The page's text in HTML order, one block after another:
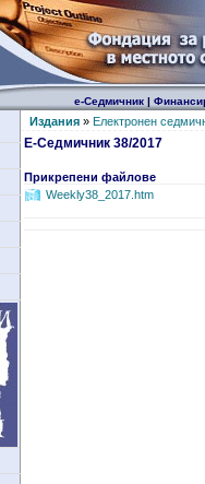
е-Седмичник|
Издания» Електронен
Е-Седмичник 38/2017
Прикрепени файлове
Weekly38_2017.htm